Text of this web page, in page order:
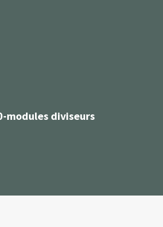
modules diviseurs